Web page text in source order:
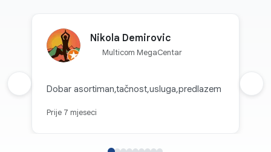
Nikola Demirovic
Multicom MegaCentar
Dobar asortiman,tačnost,usluga,predlazem
Prije 7 mjeseci
Prethodna recenzija